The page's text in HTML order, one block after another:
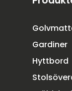
Gardiner
Hyttbord